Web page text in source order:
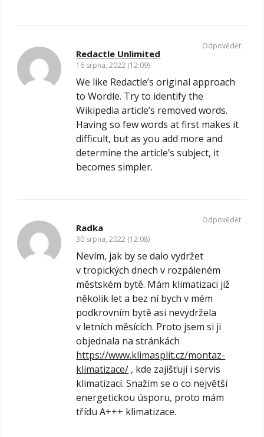
Redactle Unlimited
16 srpna, 2022 (12:09)
We like Redactle’s original approach
to Wordle. Try to identify the
Wikipedia article’s removed words.
Having so few words at first makes it
difficult, but as you add more and
determine the article’s subject, it
becomes simpler.
Odpovědět
Radka
30 srpna, 2022 (12:08)
Nevím, jak by se dalo vydržet
v tropických dnech v rozpáleném
městském bytě. Mám klimatizaci již
několik let a bez ní bych v mém
podkrovním bytě asi nevydržela
v letních měsících. Proto jsem si ji
objednala na stránkách
https://www.klimasplit.cz/montaz-
klimatizace/ , kde zajišťují i servis
klimatizací. Snažím se o co největší
energetickou úsporu, proto mám
třídu A+++ klimatizace.
Odpovědět